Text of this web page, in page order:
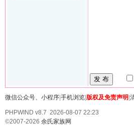
发 布
微信公众号、小程序 手机浏览 版权及免责声明
PHPWIND v8.7 2026-08-07 22:23
©2007-2026 余氏家族网